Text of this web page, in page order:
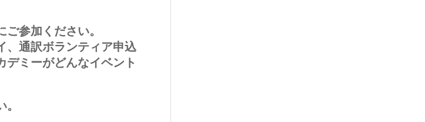
参加ください。
、通訳ボランティア申込
デミーがどんなイベント